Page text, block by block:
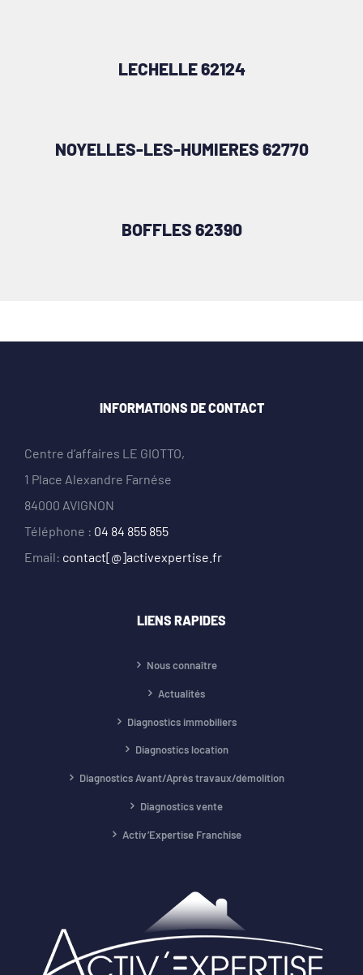
LECHELLE 62124
NOYELLES-LES-HUMIERES 62770
BOFFLES 62390
INFORMATIONS DE CONTACT
Centre d’affaires LE GIOTTO,
1 Place Alexandre Farnése
84000 AVIGNON
Téléphone : 04 84 855 855
Email: contact[@]activexpertise.fr
LIENS RAPIDES
Nous connaître
Actualités
Diagnostics immobiliers
Diagnostics location
Diagnostics Avant/Après travaux/démolition
Diagnostics vente
Activ’Expertise Franchise